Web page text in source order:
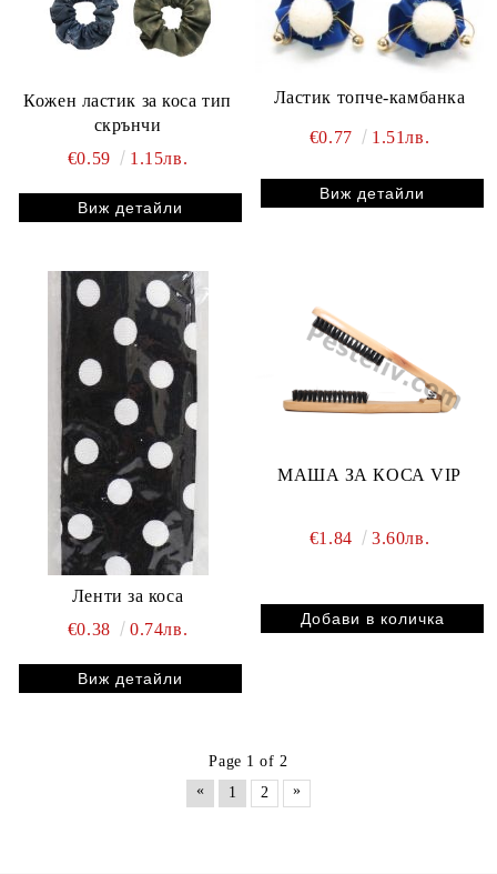
Кожен ластик за коса тип
скрънчи
€0.59
1.15лв.
Виж детайли
Ластик топче-камбанка
€0.77 1.51лв.
Виж детайли
Ленти за коса
€0.38
0.74лв.
Виж детайли
МАША ЗА КОСА VIP
€1.84 3.60лв.
Page 1 of 2
«
1 2 »